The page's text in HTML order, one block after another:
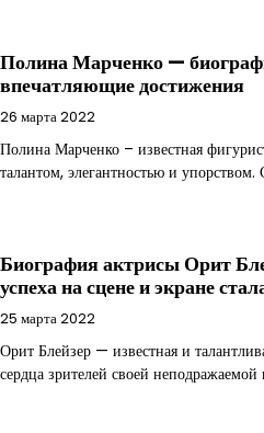
Полина Марченко —
впечатляющие достижения
26 марта 2022
Полина Марченко – известная
талантом, элегантностью и упорством.
Биография актрисы Орит
успеха на сцене и экране
25 марта 2022
Орит Блейзер — известная и
сердца зрителей своей